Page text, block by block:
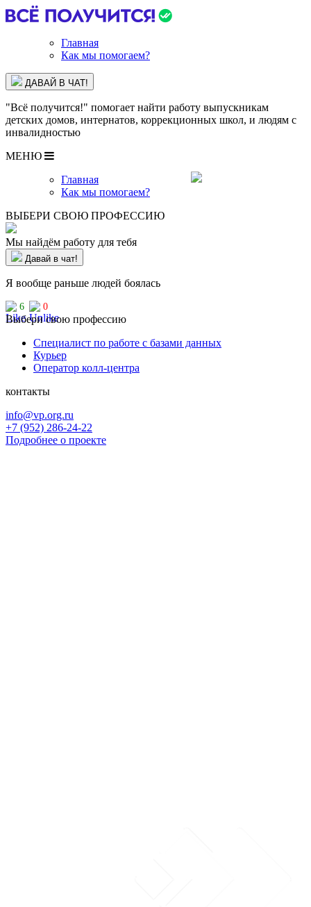
Главная
Как мы помогаем?
ДАВАЙ В ЧАТ!
"Всё получится!" помогает найти работу выпускникам
детских домов, интернатов, коррекционных школ, и людям с
инвалидностью
МЕНЮ
Главная
Как мы помогаем?
ВЫБЕРИ СВОЮ ПРОФЕССИЮ
Мы найдём работу для тебя
Давай в чат!
Я вообще раньше людей боялась
6 0
Выбери свою профессию
Специалист по работе с базами данных
Курьер
Оператор колл-центра
контакты
info@vp.org.ru
+7 (952) 286-24-22
Подробнее о проекте